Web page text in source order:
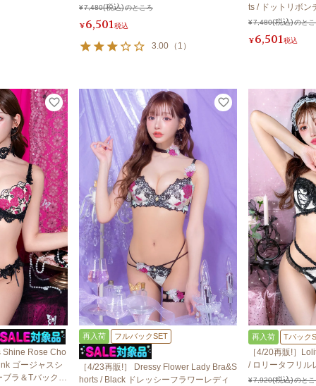
¥7,480 のところ
¥6,501税込
3.00 （ 1 ）
ts / ドットリボン
¥7,480 のと
¥6,501税込
Shine Rose Cho
ゴージャスシ
ラ＆Tバック /
再入荷 フルバックSET
［4/23再販!］ Dressy Flower Lady Bra&S
horts / Black ドレッシーフラワーレディ
再入荷 Tバック
［4/20再販!］
/ ロリータフリル
¥7,920 のと